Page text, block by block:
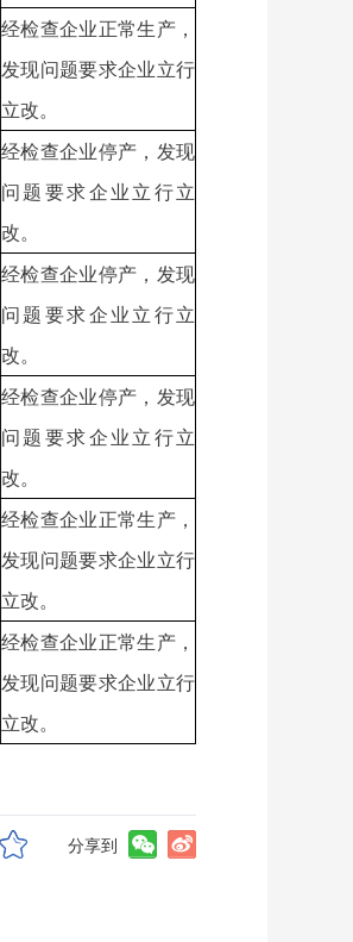
经检查企业正常生产，
发现问题要求企业立行
立改。
经检查企业停产，发现
问题要求企业立行立
改。
经检查企业停产，发现
问题要求企业立行立
改。
经检查企业停产，发现
问题要求企业立行立
改。
经检查企业正常生产，
发现问题要求企业立行
立改。
经检查企业正常生产，
发现问题要求企业立行
立改。
分享到